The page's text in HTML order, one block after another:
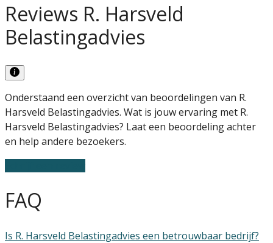
Reviews R. Harsveld
Belastingadvies
Onderstaand een overzicht van beoordelingen van R.
Harsveld Belastingadvies. Wat is jouw ervaring met R.
Harsveld Belastingadvies? Laat een beoordeling achter
en help andere bezoekers.
FAQ
Is R. Harsveld Belastingadvies een betrouwbaar bedrijf?